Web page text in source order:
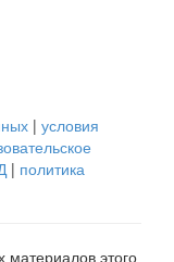
| условия
| политика
этого